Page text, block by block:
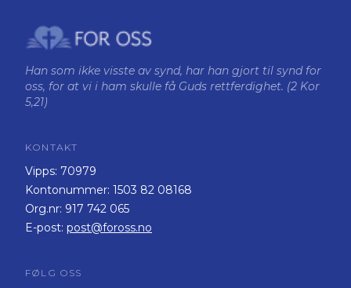
Han som ikke visste av synd, har han gjort til synd for
oss, for at vi i ham skulle få Guds rettferdighet. (2 Kor
5,21)
KONTAKT
Vipps: 70979
Kontonummer: 1503 82 08168
Org.nr: 917 742 065
E-post: post@foross.no
FØLG OSS